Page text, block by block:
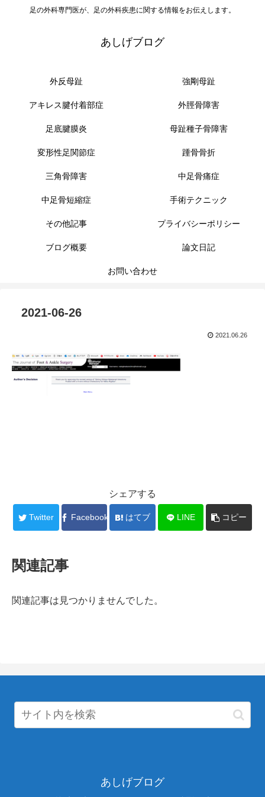
足の外科専門医が、足の外科疾患に関する情報をお伝えします。
あしげブログ
外反母趾 強剛母趾
アキレス腱付着部症 外脛骨障害
足底腱膜炎 母趾種子骨障害
変形性足関節症 踵骨骨折
三角骨障害 中足骨痛症
中足骨短縮症 手術テクニック
その他記事 プライバシーポリシー
ブログ概要 論文日記
お問い合わせ
2021-06-26
2021.06.26
シェアする
Twitter Facebook はてブ LINE コピー
関連記事
関連記事は見つかりませんでした。
あしげブログ